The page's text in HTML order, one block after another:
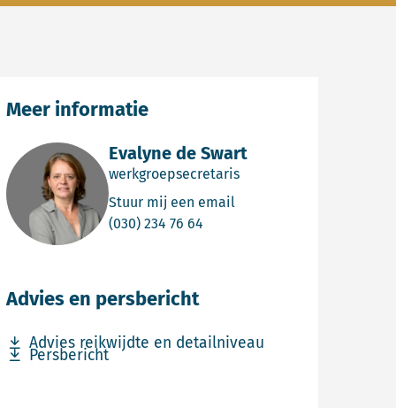
Evalyne de Swart
werkgroepsecretaris
Stuur mij een email
(030) 234 76 64
Meer informatie
Advies en persbericht
Advies reikwijdte en detailniveau
Download bestand Advies reikwijdte en detailniveau
Persbericht
Download bestand Persbericht